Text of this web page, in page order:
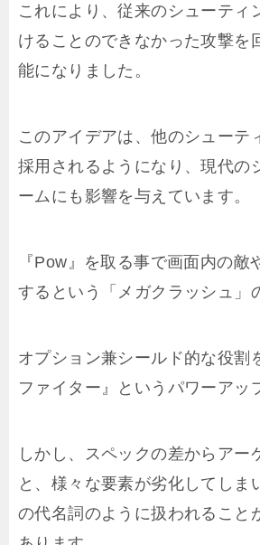
これにより、従来のシューティ
けることのできなかった攻撃を
能になりました。
このアイデアは、他のシューテ
採用されるようになり、現代の
ームにも影響を与えています。
『Pow』を取る事で画面内の敵
するという「メガクラッシュ」
オプション兼シールド的な役割
ファイター』というパワーアッ
しかし、スペックの差からアー
と、様々な要素が劣化してしま
の代名詞のように扱われること